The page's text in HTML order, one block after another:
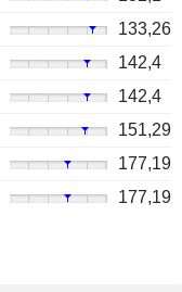
133,26
142,4
142,4
151,29
177,19
177,19